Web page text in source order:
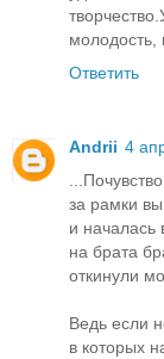
молодость,
Ответить
Andrii 4
за рамки
и началась
на брата
откинули
Ведь если
в которых